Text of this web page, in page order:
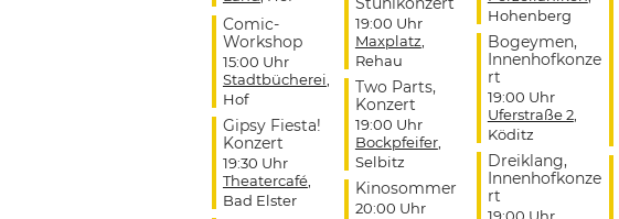
Comic-
Workshop
15:00 Uhr
Stadtbücherei
Hof
Gipsy Fiesta!
Konzert
19:30 Uhr
Theatercafé,
Bad Elster
19:00 Uhr
Maxplatz
Rehau
Two Parts,
Konzert
19:00 Uhr
Bockpfeifer,
Selbitz
Kinosommer
20:00 Uhr
Hohenberg
Bogeymen,
Innenhofkonze
rt
19:00 Uhr
Uferstraße 2,
Köditz
Dreiklang,
Innenhofkonze
rt